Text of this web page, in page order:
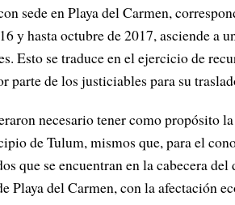
sede en Playa del Carmen,
y hasta octubre de 2017, asciende a
Esto se traduce en el ejercicio de
de los justiciables para su
necesario tener como propósito
de Tulum, mismos que, para el
que se encuentran en la cabecera
Playa del Carmen, con la afectación